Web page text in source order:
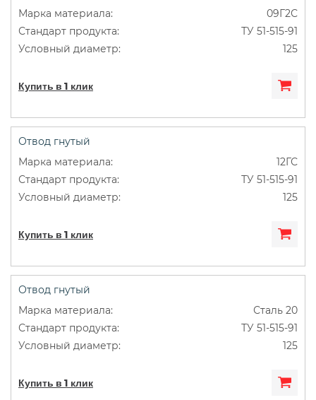
09Г2С
ТУ 51-515-91
125
Купить в 1 клик
Отвод гнутый
12ГС
ТУ 51-515-91
125
Купить в 1 клик
Отвод гнутый
Сталь 20
ТУ 51-515-91
125
Купить в 1 клик